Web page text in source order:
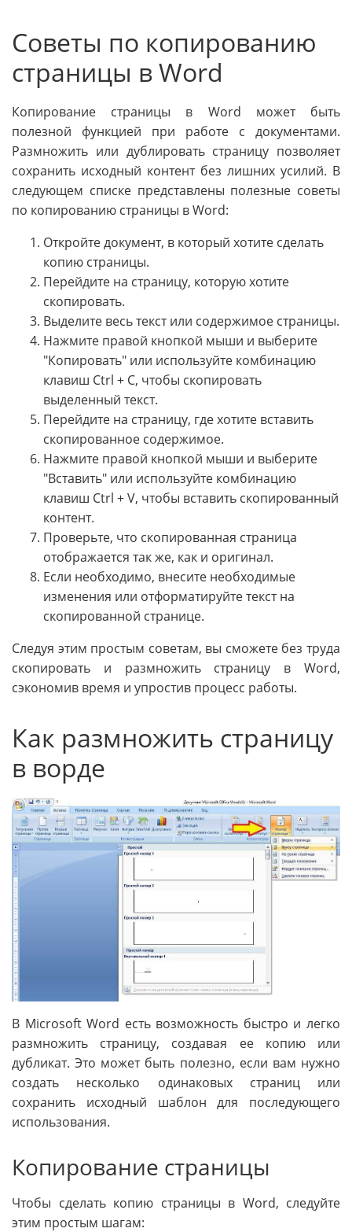
Советы по копированию
страницы в Word
Копирование страницы в Word может быть
полезной функцией при работе с документами.
Размножить или дублировать страницу позволяет
сохранить исходный контент без лишних усилий. В
следующем списке представлены полезные советы
по копированию страницы в Word:
Откройте документ, в который хотите сделать
копию страницы.
Перейдите на страницу, которую хотите
скопировать.
Выделите весь текст или содержимое страницы.
Нажмите правой кнопкой мыши и выберите
"Копировать" или используйте комбинацию
клавиш Ctrl + C, чтобы скопировать
выделенный текст.
Перейдите на страницу, где хотите вставить
скопированное содержимое.
Нажмите правой кнопкой мыши и выберите
"Вставить" или используйте комбинацию
клавиш Ctrl + V, чтобы вставить скопированный
контент.
Проверьте, что скопированная страница
отображается так же, как и оригинал.
Если необходимо, внесите необходимые
изменения или отформатируйте текст на
скопированной странице.
Следуя этим простым советам, вы сможете без труда
скопировать и размножить страницу в Word,
сэкономив время и упростив процесс работы.
Как размножить страницу
в ворде
В Microsoft Word есть возможность быстро и легко
размножить страницу, создавая ее копию или
дубликат. Это может быть полезно, если вам нужно
создать несколько одинаковых страниц или
сохранить исходный шаблон для последующего
использования.
Копирование страницы
Чтобы сделать копию страницы в Word, следуйте
этим простым шагам: